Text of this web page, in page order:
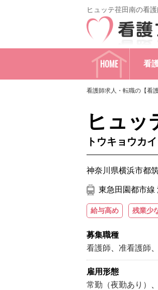
ヒュッテ荏田南の看
HOME 看
看護師求人・転職の【看
ヒュッ
トウキョウカ
神奈川県横浜市都
東急田園都市線
給与高め 残業少
募集職種
看護師
准看護師
雇用形態
常勤（夜勤あり）